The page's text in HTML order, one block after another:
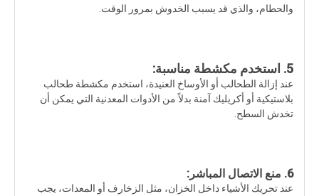
والحطام، والذي قد يسبب الخدوش بمرور الوقت.
5. استخدم مكشطة مناسبة:
عند إزالة الطحالب أو الأوساخ العنيدة، استخدم مكشطة طحالب
بلاستيكية أو أكريليك آمنة بدلاً من الأدوات المعدنية التي يمكن أن
تخدش السطح.
6. منع الاتصال المباشر:
عند تحريك الأشياء داخل الخزان، مثل الزخارف أو المعدات، يجب